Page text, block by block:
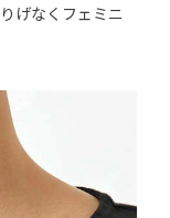
げなくフェミニ